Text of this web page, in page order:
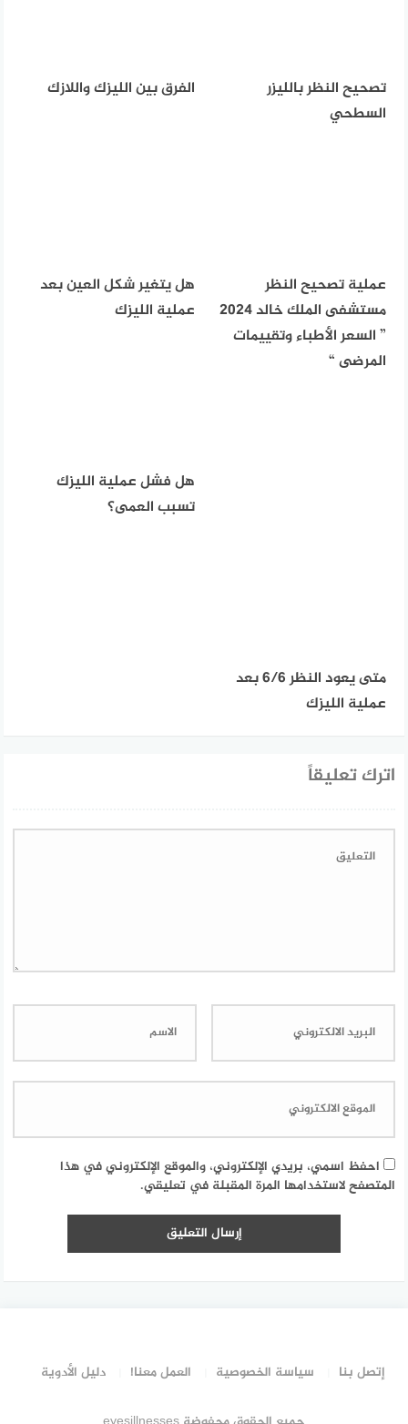
تصحيح النظر بالليزر
السطحي
الفرق بين الليزك واللازك
عملية تصحيح النظر
مستشفى الملك خالد 2024
” السعر الأطباء وتقييمات
المرضى “
هل يتغير شكل العين بعد
عملية الليزك
هل فشل عملية الليزك
تسبب العمى؟
متى يعود النظر 6/6 بعد
عملية الليزك
اترك تعليقاً
احفظ اسمي، بريدي الإلكتروني، والموقع الإلكتروني في هذا
المتصفح لاستخدامها المرة المقبلة في تعليقي.
إتصل بنا سياسة الخصوصية العمل معنا! دليل الأدوية